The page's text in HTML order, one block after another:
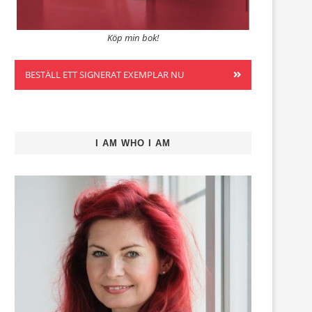
Köp min bok!
BESTÄLL ETT SIGNERAT EXEMPLAR NU
I AM WHO I AM